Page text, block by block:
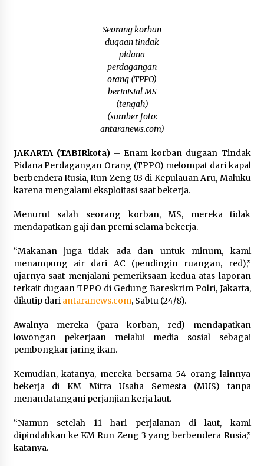
HUT ke-51, Indocement Perkuat Inovasi dan
Keberlanjutan Masa Depan Lebih Hijau
Agustus 6, 2026
Pimpin Kunker ke Pemkab Gunung Kidul
Agustus 5, 2026
Eksekusi Putusan PN, Kejari Kotabaru Setor
PNBP 400 Juta dari Kasus Tambang Ilegal
Agustus 5, 2026
Sekda Tapin Komitmen Tingkatkan Layanan
Kesehatan
Kejari HST Musnahkan Barang Bukti 27 Perkara
Inkracht van Gewisjde
Agustus 4, 2026
Kejaksaan, Ada Apa?
Agustus 4, 2026
Seorang korban
dugaan tindak
pidana
perdagangan
orang (TPPO)
berinisial MS
(tengah)
(sumber foto:
antaranews.com)
JAKARTA (TABIRkota) – Enam korban dugaan Tindak
Pidana Perdagangan Orang (TPPO) melompat dari kapal
berbendera Rusia, Run Zeng 03 di Kepulauan Aru, Maluku
karena mengalami eksploitasi saat bekerja.
Menurut salah seorang korban, MS, mereka tidak
mendapatkan gaji dan premi selama bekerja.
“Makanan juga tidak ada dan untuk minum, kami
menampung air dari AC (pendingin ruangan, red),”
ujarnya saat menjalani pemeriksaan kedua atas laporan
terkait dugaan TPPO di Gedung Bareskrim Polri, Jakarta,
dikutip dari antaranews.com, Sabtu (24/8).
Awalnya mereka (para korban, red) mendapatkan
lowongan pekerjaan melalui media sosial sebagai
pembongkar jaring ikan.
Kemudian, katanya, mereka bersama 54 orang lainnya
bekerja di KM Mitra Usaha Semesta (MUS) tanpa
menandatangani perjanjian kerja laut.
“Namun setelah 11 hari perjalanan di laut, kami
dipindahkan ke KM Run Zeng 3 yang berbendera Rusia,”
katanya.